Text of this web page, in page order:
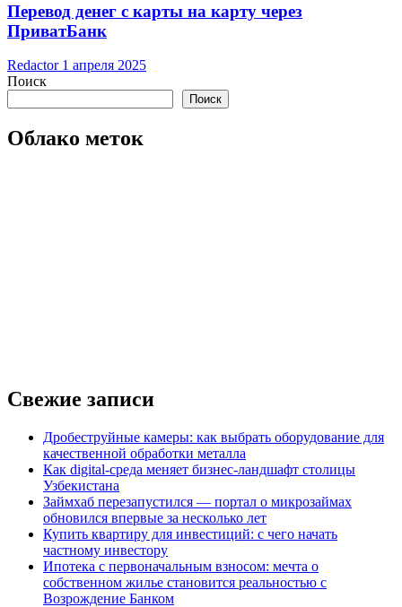
Перевод денег с карты на карту через
ПриватБанк
Redactor 1 апреля 2025
Поиск
Поиск
Облако меток
Свежие записи
Дробеструйные камеры: как выбрать оборудование для
качественной обработки металла
Как digital-среда меняет бизнес-ландшафт столицы
Узбекистана
Займхаб перезапустился — портал о микрозаймах
обновился впервые за несколько лет
Купить квартиру для инвестиций: с чего начать
частному инвестору
Ипотека с первоначальным взносом: мечта о
собственном жилье становится реальностью с
Возрождение Банком